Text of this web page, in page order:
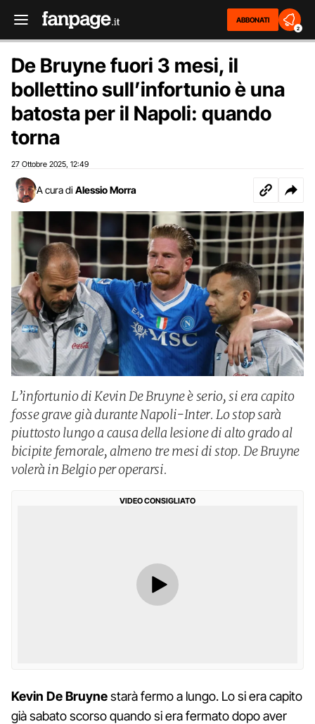
ABBONATI
2
De Bruyne fuori 3 mesi, il
bollettino sull’infortunio è una
batosta per il Napoli: quando
torna
27 Ottobre 2025 12:49
A cura di Alessio Morra
L’infortunio di Kevin De Bruyne è serio, si era capito
fosse grave già durante Napoli-Inter. Lo stop sarà
piuttosto lungo a causa della lesione di alto grado al
bicipite femorale, almeno tre mesi di stop. De Bruyne
volerà in Belgio per operarsi.
VIDEO CONSIGLIATO
Kevin De Bruynestarà fermo a lungo. Lo si era capito
già sabato scorso quando si era fermato dopo aver